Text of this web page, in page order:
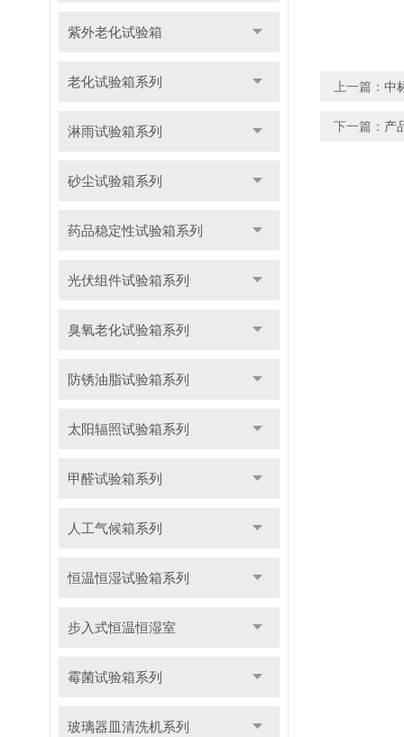
紫外老化试验箱
老化试验箱系列
淋雨试验箱系列
砂尘试验箱系列
药品稳定性试验箱系列
光伏组件试验箱系列
臭氧老化试验箱系列
防锈油脂试验箱系列
太阳辐照试验箱系列
甲醛试验箱系列
人工气候箱系列
恒温恒湿试验箱系列
步入式恒温恒湿室
霉菌试验箱系列
玻璃器皿清洗机系列
上一篇： 中
下一篇： 产